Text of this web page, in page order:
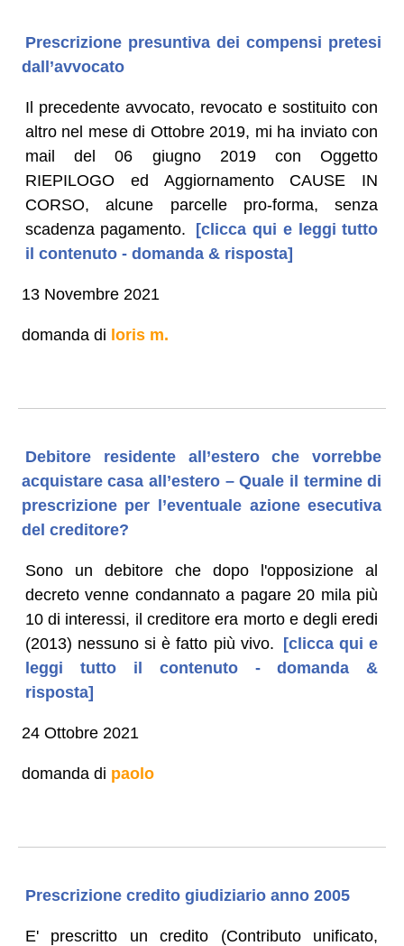
Prescrizione presuntiva dei compensi pretesi
dall’avvocato
Il precedente avvocato, revocato e sostituito con
altro nel mese di Ottobre 2019, mi ha inviato con
mail del 06 giugno 2019 con Oggetto
RIEPILOGO ed Aggiornamento CAUSE IN
CORSO, alcune parcelle pro-forma, senza
scadenza pagamento.
[clicca qui e leggi tutto
il contenuto - domanda & risposta]
13 Novembre 2021
domanda di loris m.
Debitore residente all’estero che vorrebbe
acquistare casa all’estero – Quale il termine di
prescrizione per l’eventuale azione esecutiva
del creditore?
Sono un debitore che dopo l'opposizione al
decreto venne condannato a pagare 20 mila più
10 di interessi, il creditore era morto e degli eredi
(2013) nessuno si è fatto più vivo. [clicca qui e
leggi tutto il contenuto - domanda &
risposta]
24 Ottobre 2021
domanda di paolo
Prescrizione credito giudiziario anno 2005
E' prescritto un credito (Contributo unificato,